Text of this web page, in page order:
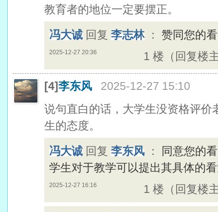
教育者的地位一定要摆正。
冯大诚 回复 李志林 ： 赞同您的
2025-12-27 20:36 1 楼（回复楼
[4]李东风
2025-12-27 15:10
说句直白的话，大学生没资格评
生的态度。
冯大诚 回复 李东风 ：
同意您的
学生对于教学可以提出其具体的
2025-12-27 16:16 1 楼（回复楼